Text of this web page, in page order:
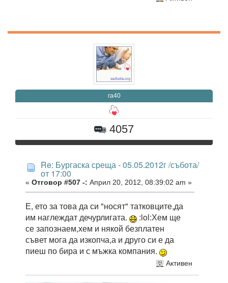
ra40
4057
Re: Бургаска среща - 05.05.2012г /събота/
от 17:00
« Отговор #507 -: Април 20, 2012, 08:39:02 am »
Е, ето за това да си "носят" татковците,да
им наглеждат дечурлигата.
:lol:Хем ще
се запознаем,хем и някой безплатен
съвет мога да изкопча,а и друго си е да
пиеш по бира и с мъжка компания.
Активен